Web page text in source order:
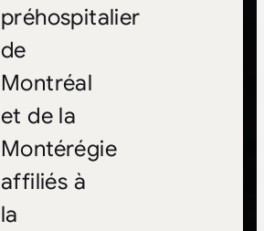
préhospitalier
de
Montréal
et de la
Montérégie
affiliés à
la